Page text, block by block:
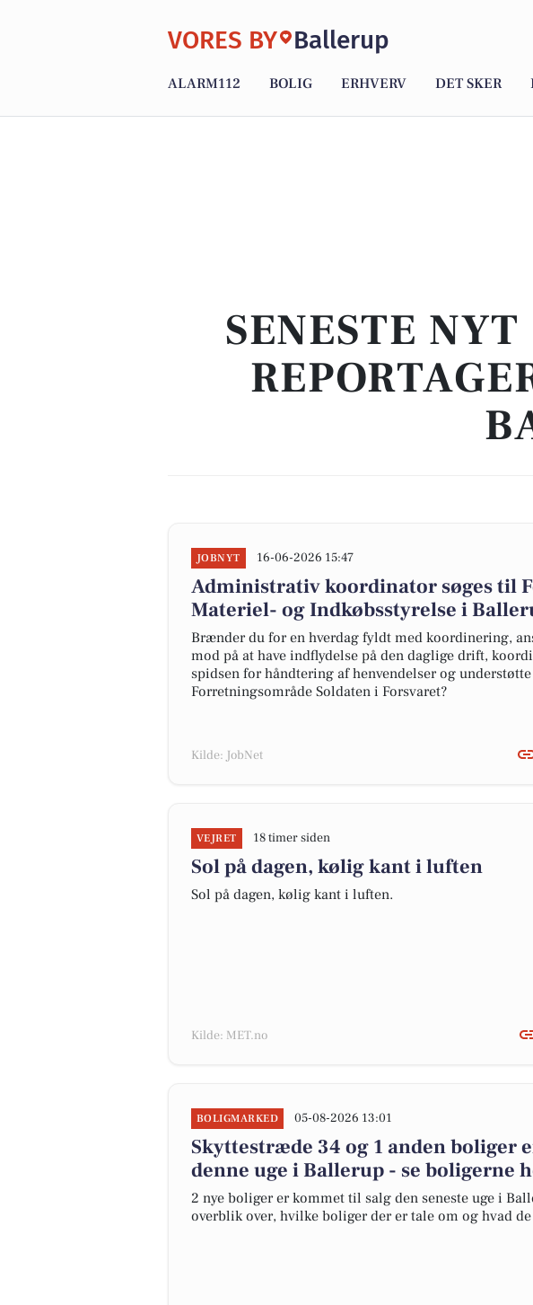
VORES BY Ballerup
ALARM112 BOLIG ERHVERV DET SKER
SENESTE
JOBNYT 16-06-2026 15:47
Administrativ koordinator søges til
Materiel- og Indkøbsstyrelse i
Brænder du for en hverdag fyldt med koordinering,
mod på at have indflydelse på den daglige drift,
spidsen for håndtering af henvendelser og
Forretningsområde Soldaten i Forsvaret?
Kilde: JobNet
VEJRET 18 timer siden
Sol på dagen, kølig kant i luften
Sol på dagen, kølig kant i luften.
Kilde: MET.no
BOLIGMARKED 05-08-2026 13:01
Skyttestræde 34 og 1 anden boliger
denne uge i Ballerup - se boligerne
2 nye boliger er kommet til salg den seneste uge i
overblik over, hvilke boliger der er tale om og hvad de